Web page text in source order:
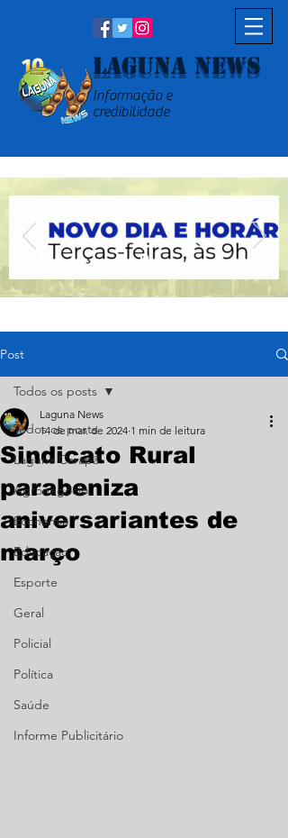
Laguna News
Informação e
credibilidade
Post
Todos os posts
Laguna Carapã
Agronegócio
Economia
Educação
Esporte
Geral
Policial
Política
Saúde
Informe Publicitário
Todos os posts
Sindicato Rural
parabeniza
aniversariantes de
março
Laguna News
14 de mar. de 2024 1 min de leitura